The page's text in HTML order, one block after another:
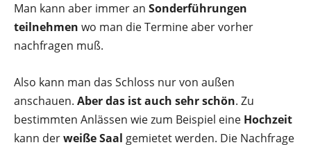
Man kann aber immer an Sonderführungen
teilnehmen wo man die Termine aber vorher
nachfragen muß.
Also kann man das Schloss nur von außen
anschauen. Aber das ist auch sehr schön. Zu
bestimmten Anlässen wie zum Beispiel eine Hochzeit
kann derweiße Saal gemietet werden. Die Nachfrage